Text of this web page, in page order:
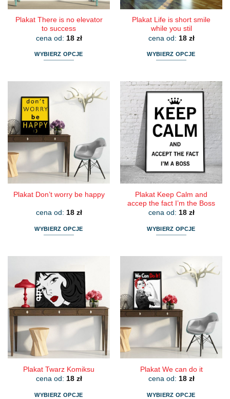
Plakat There is no elevator
to success
cena od: 18 zł
WYBIERZ OPCJE
wiele
wariantów.
Opcje
można
wybrać
na
stronie
produktu
Plakat Life is short smile
while you stil
cena od: 18 zł
WYBIERZ OPCJE
ma
wiele
wariantów.
Opcje
można
wybrać
na
stronie
produktu
Plakat Don’t worry be happy
cena od: 18 zł
WYBIERZ OPCJE
wiele
wariantów.
Opcje
można
wybrać
produktu
Plakat Keep Calm and
accep the fact I’m the Boss
cena od: 18 zł
WYBIERZ OPCJE
wiele
wariantów.
Opcje
można
wybrać
na
stronie
produktu
Plakat Twarz Komiksu
cena od: 18 zł
WYBIERZ OPCJE
Plakat We can do it
cena od: 18 zł
WYBIERZ OPCJE